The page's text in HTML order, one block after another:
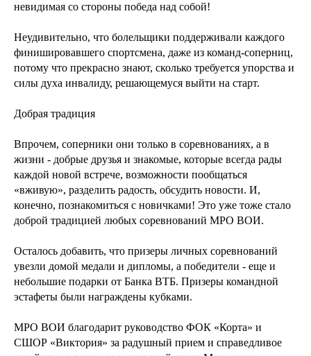
невидимая со стороны победа над собой!
Неудивительно, что болельщики поддерживали каждого
финишировавшего спортсмена, даже из команд-соперниц,
потому что прекрасно знают, сколько требуется упорства и
силы духа инвалиду, решающемуся выйти на старт.
Добрая традиция
Впрочем, соперники они только в соревнованиях, а в
жизни - добрые друзья и знакомые, которые всегда рады
каждой новой встрече, возможности пообщаться
«вживую», разделить радость, обсудить новости. И,
конечно, познакомиться с новичками! Это уже тоже стало
доброй традицией любых соревнований МРО ВОИ.
Осталось добавить, что призеры личных соревнований
увезли домой медали и дипломы, а победители - еще и
небольшие подарки от Банка ВТБ. Призеры командной
эстафеты были награждены кубками.
МРО ВОИ благодарит руководство ФОК «Корта» и
СШОР «Виктория» за радушный прием и справедливое